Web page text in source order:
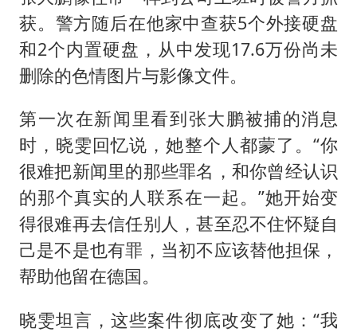
获。警方随后在他家中查获5个外接硬盘
和2个内置硬盘，从中发现17.6万份尚未
删除的色情图片与影像文件。
第一次在新闻里看到张大鹏被捕的消息
时，晓雯回忆说，她整个人都蒙了。“你
很难把新闻里的那些罪名，和你曾经认识
的那个真实的人联系在一起。”她开始变
得很难再去信任别人，甚至忍不住怀疑自
己是不是也有罪，当初不应该替他担保，
帮助他留在德国。
晓雯坦言，这些案件彻底改变了她：“我